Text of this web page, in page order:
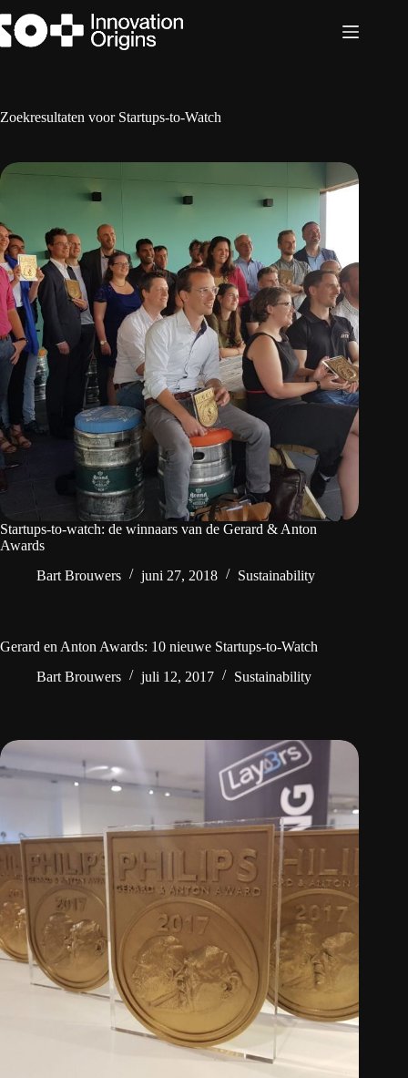
naar
de
Zoekresultaten voor Startups-to-Watch
Startups-to-watch: de winnaars van de Gerard & Anton
Awards
Bart Brouwers
juni 27, 2018 Sustainability
Gerard en Anton Awards: 10 nieuwe Startups-to-Watch
Bart Brouwers
juli 12, 2017 Sustainability